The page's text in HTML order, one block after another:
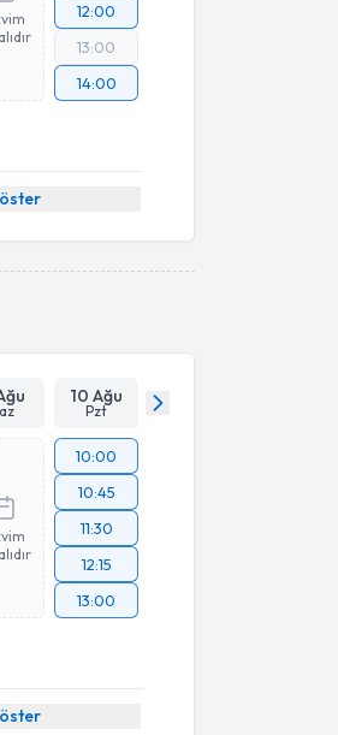
12:00
13:00
14:00
10 Ağu
Pzt
10:00
10:45
11:30
12:15
13:00